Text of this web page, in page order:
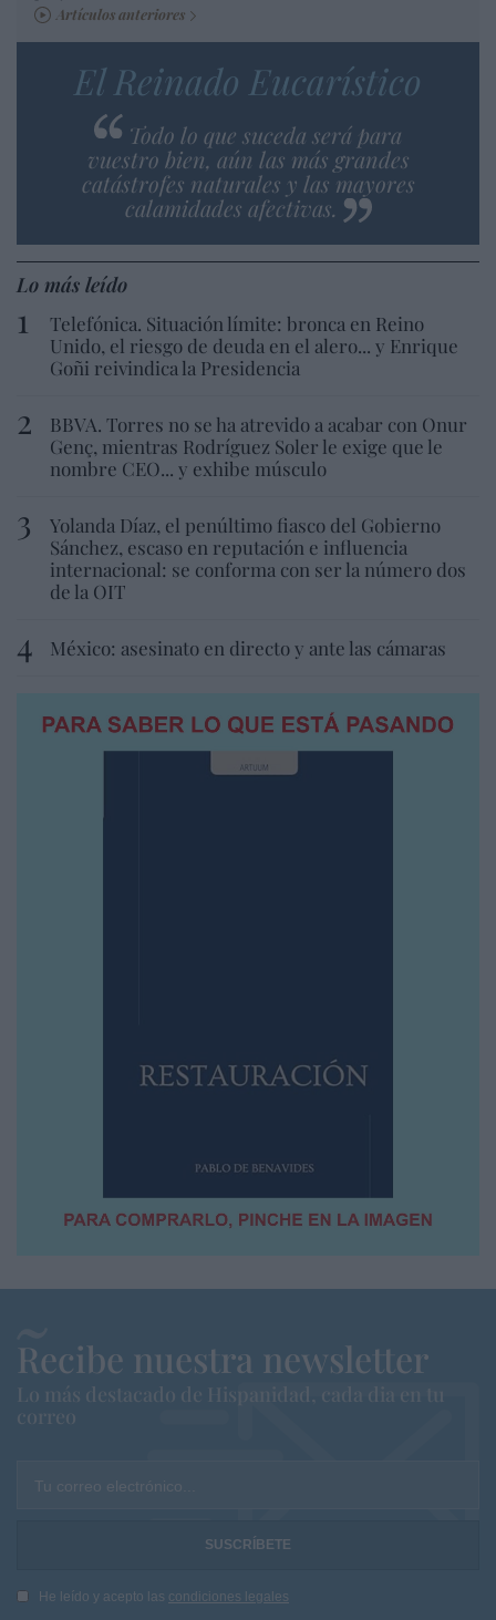
Artículos anteriores
El Reinado Eucarístico
Todo lo que suceda será para
vuestro bien, aún las más grandes
catástrofes naturales y las mayores
calamidades afectivas.
Lo más leído
Telefónica. Situación límite: bronca en Reino
Unido, el riesgo de deuda en el alero... y Enrique
Goñi reivindica la Presidencia
BBVA. Torres no se ha atrevido a acabar con Onur
Genç, mientras Rodríguez Soler le exige que le
nombre CEO... y exhibe músculo
Yolanda Díaz, el penúltimo fiasco del Gobierno
Sánchez, escaso en reputación e influencia
internacional: se conforma con ser la número dos
de la OIT
México: asesinato en directo y ante las cámaras
Recibe nuestra newsletter
Lo más destacado de Hispanidad, cada dia en tu
correo
Tu correo electrónico...
He leído y acepto las condiciones legales